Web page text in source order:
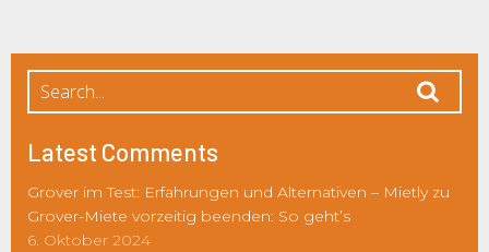
Latest Comments
Grover im Test: Erfahrungen und Alternativen – Mietlyzu
Grover-Miete vorzeitig beenden: So geht’s
6. Oktober 2024